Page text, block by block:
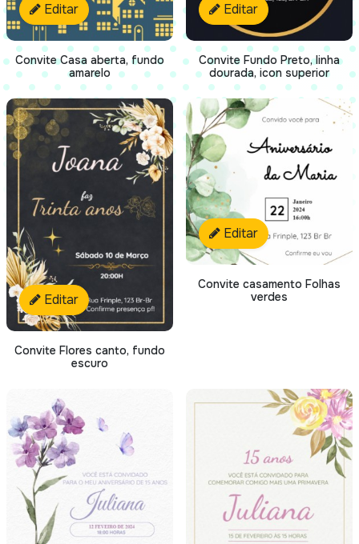
Editar
Convite Casa aberta, fundo
amarelo
Editar
Convite Fundo Preto, linha
dourada, icon superior
Editar
Convite Flores canto, fundo
escuro
Editar
Convite casamento Folhas
verdes